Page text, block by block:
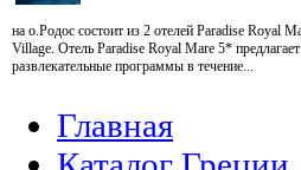
на о.Родос состоит из 2 отелей Paradise Royal
Village. Отель Paradise Royal Mare 5* предлагает
развлекательные программы в течение...
Главная